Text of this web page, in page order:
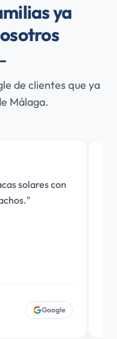
ya
de clientes que ya
Málaga.
solares con
Google